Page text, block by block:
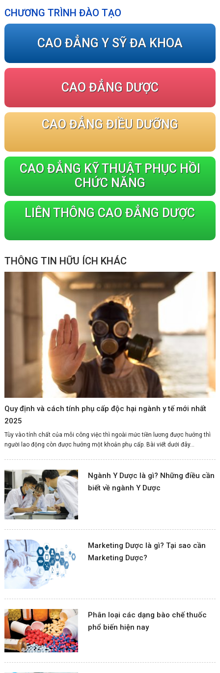
CHƯƠNG TRÌNH ĐÀO TẠO
CAO ĐẲNG Y SỸ ĐA KHOA
CAO ĐẲNG DƯỢC
CAO ĐẲNG ĐIỀU DƯỠNG
CAO ĐẲNG KỸ THUẬT PHỤC HỒI
CHỨC NĂNG
LIÊN THÔNG CAO ĐẲNG DƯỢC
THÔNG TIN HỮU ÍCH KHÁC
Quy định và cách tính phụ cấp độc hại ngành y tế mới nhất
2025
Tùy vào tính chất của mỗi công việc thì ngoài mức tiền lương được hưởng thì
người lao động còn được hưởng một khoản phụ cấp. Bài viết dưới đây...
Ngành Y Dược là gì? Những điều cần
biết về ngành Y Dược
Marketing Dược là gì? Tại sao cần
Marketing Dược?
Phân loại các dạng bào chế thuốc
phổ biến hiện nay